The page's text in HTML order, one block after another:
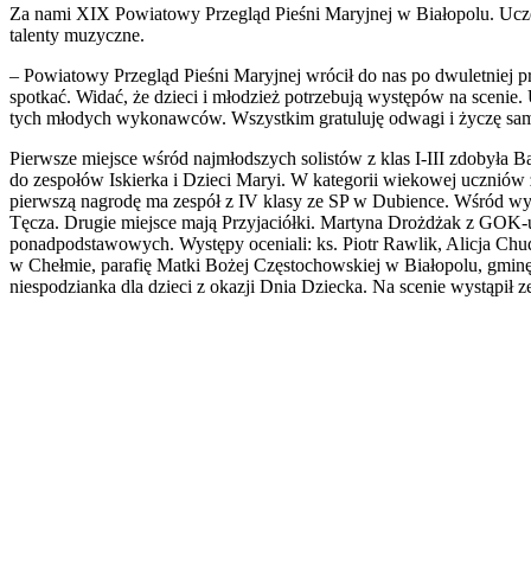
Za nami XIX Powiatowy Przegląd Pieśni Maryjnej w Białopolu.
talenty muzyczne.
– Powiatowy Przegląd Pieśni Maryjnej wrócił do nas po dwuletniej
spotkać. Widać, że dzieci i młodzież potrzebują występów na
tych młodych wykonawców. Wszystkim gratuluję odwagi i życzę
Pierwsze miejsce wśród najmłodszych solistów z klas I-III zdobyła
do zespołów Iskierka i Dzieci Maryi. W kategorii wiekowej
pierwszą nagrodę ma zespół z IV klasy ze SP w Dubience. Wśród
Tęcza. Drugie miejsce mają Przyjaciółki. Martyna Drożdżak z
ponadpodstawowych. Występy oceniali: ks. Piotr Rawlik, Alicja
w Chełmie, parafię Matki Bożej Częstochowskiej w Białopolu,
niespodzianka dla dzieci z okazji Dnia Dziecka. Na scenie wystąpił